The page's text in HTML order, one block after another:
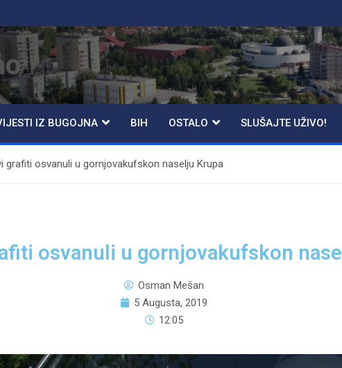
IZ BUGOJNA BIH OSTALO SLUŠAJTE UŽIVO!
grafiti osvanuli u gornjovakufskon naselju Krupa
osvanuli u gornjovakufskon
Osman Mešan
5 Augusta, 2019
12:05